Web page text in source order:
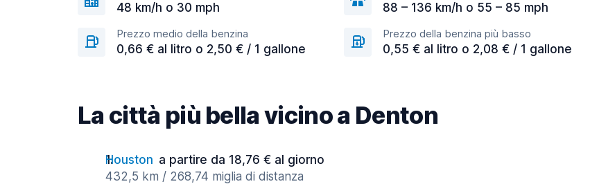
48 km/h o 30 mph 88 – 136 km/h o 55 – 85 mph
Prezzo medio della benzina
0,66 € al litro o 2,50 € / 1 gallone
Prezzo della benzina più basso
0,55 € al litro o 2,08 € / 1 gallone
La città più bella vicino a Denton
Houston a partire da 18,76 € al giorno
432,5 km / 268,74 miglia di distanza